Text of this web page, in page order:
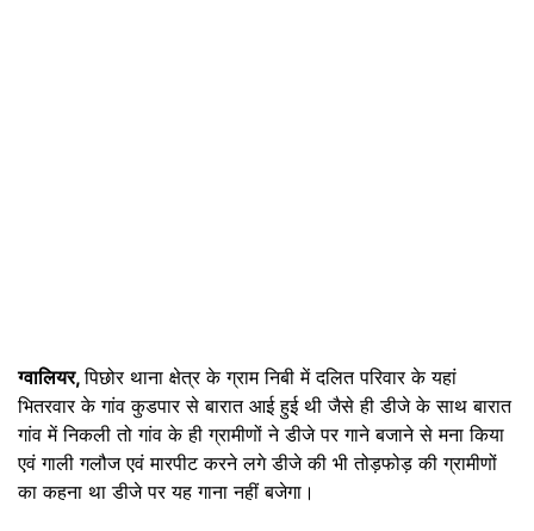
ग्वालियर,पिछोर थाना क्षेत्र के ग्राम निबी में दलित परिवार के यहां
भितरवार के गांव कुडपार से बारात आई हुई थी जैसे ही डीजे के साथ बारात
गांव में निकली तो गांव के ही ग्रामीणों ने डीजे पर गाने बजाने से मना किया
एवं गाली गलौज एवं मारपीट करने लगे डीजे की भी तोड़फोड़ की ग्रामीणों
का कहना था डीजे पर यह गाना नहीं बजेगा।